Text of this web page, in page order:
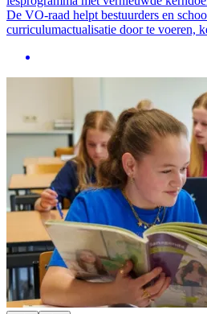
De VO-raad helpt bestuurders en
curriculumactualisatie door te voeren,